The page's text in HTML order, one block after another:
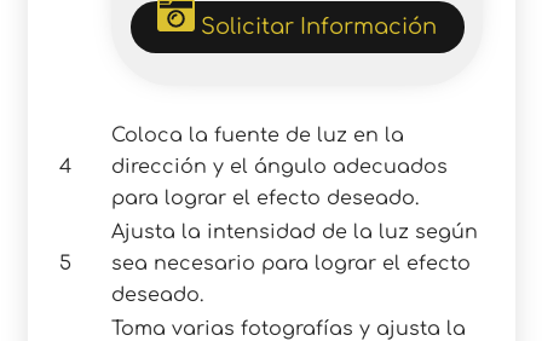
Solicitar Información
4
Coloca la fuente de luz en la
dirección y el ángulo adecuados
para lograr el efecto deseado.
5
Ajusta la intensidad de la luz según
sea necesario para lograr el efecto
deseado.
Toma varias fotografías y ajusta la